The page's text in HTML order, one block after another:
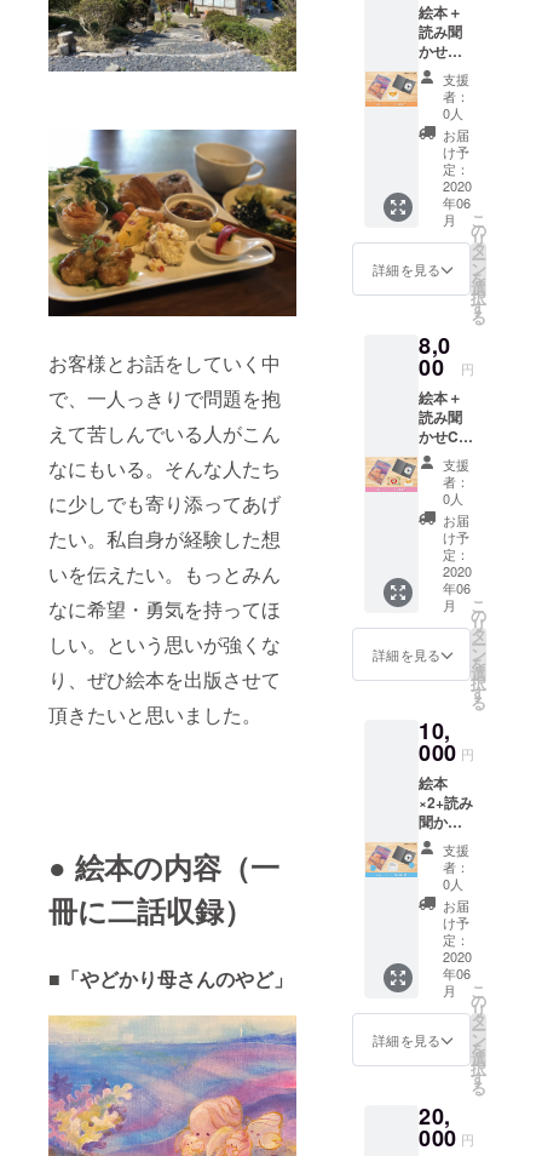
お客様とお話をしていく中
で、一人っきりで問題を抱
えて苦しんでいる人がこん
なにもいる。そんな人たち
に少しでも寄り添ってあげ
たい。私自身が経験した想
いを伝えたい。もっとみん
なに希望・勇気を持ってほ
しい。という思いが強くな
り、ぜひ絵本を出版させて
頂きたいと思いました。
● 絵本の内容（一
冊に二話収録）
■「やどかり母さんのやど」
絵本＋
読み聞
かせ
CD+お
礼の
メール
支援
者：
0人
お届
け予
定：
2020
年06
月
詳細を見る
こ
の
リ
タ
ー
ン
を
選
択
す
る
8,0
00 円
絵本＋
読み聞
かせCD
＋まん
ま・る
カフェ
ご利用
券+お礼
のメー
んま・
るカ
フェご
利用券1
枚でお
食（約
1,000円
相当）
とお引
換えい
ただけ
ます。
有効期
限2020
年12月
31日ま
んま・
る所在
地 宮城
県登米
市迫町
時間：
11:00～
支援
者：
0人
お届
け予
定：
2020
年06
月
詳細を見る
こ
の
リ
タ
ー
ン
を
選
択
す
る
10,
000 円
絵本
×2+読み
聞かせ
CD2+お
礼の手
支援
者：
0人
お届
け予
定：
2020
年06
月
詳細を見る
こ
の
リ
タ
ー
ン
を
選
択
す
る
20,
000 円